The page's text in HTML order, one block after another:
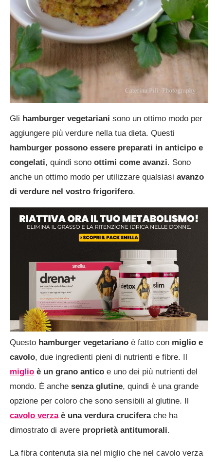
Gli hamburger vegetariani sono un ottimo modo per
aggiungere più verdure nella tua dieta. Questi
hamburger possono essere preparati in anticipo e
congelati, quindi sono ottimi come avanzi. Sono
anche un ottimo modo per utilizzare qualsiasi avanzo
di verdure nel vostro frigorifero.
Questo hamburger vegetariano è fatto con miglio e
cavolo, due ingredienti pieni di nutrienti e fibre. Il
miglio è un grano antico e uno dei più nutrienti del
mondo. È anche senza glutine, quindi è una grande
opzione per coloro che sono sensibili al glutine. Il
cavolo verza è una verdura cruciferache ha
dimostrato di avere proprietà antitumorali.
La fibra contenuta sia nel miglio che nel cavolo verza